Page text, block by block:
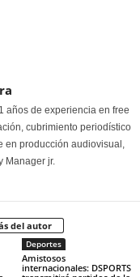
años de experiencia en free
cubrimiento periodístico
en producción audiovisual,
Manager jr.
del autor
Deportes
Amistosos
internacionales: DSPORTS